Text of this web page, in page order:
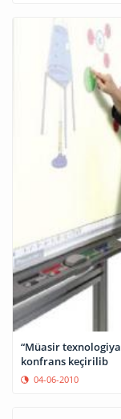
“Müasir
konfrans keçirilib
04-06-2010